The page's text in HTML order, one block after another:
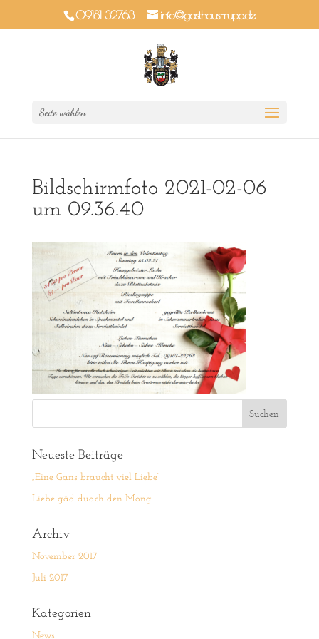
09181 32763 info@gasthaus-rupp.de
Seite wählen
Bildschirmfoto 2021-02-06
um 09.36.40
Neueste Beiträge
„Eine Gans braucht viel Liebe“
Liebe gäd duach den Mong
Archiv
November 2017
Juli 2017
Kategorien
News